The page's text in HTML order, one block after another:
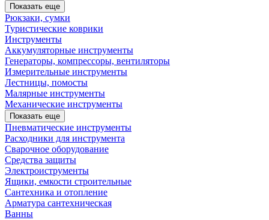
Показать еще
Рюкзаки, сумки
Туристические коврики
Инструменты
Аккумуляторные инструменты
Генераторы, компрессоры, вентиляторы
Измерительные инструменты
Лестницы, помосты
Малярные инструменты
Механические инструменты
Показать еще
Пневматические инструменты
Расходники для инструмента
Сварочное оборудование
Средства защиты
Электроиструменты
Ящики, емкости строительные
Сантехника и отопление
Арматура сантехническая
Ванны